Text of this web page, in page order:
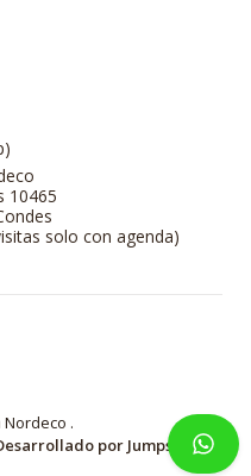
10465
solo con agenda)
Nordeco .
por Jumpseller.